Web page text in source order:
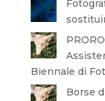
Biennale di
Borse